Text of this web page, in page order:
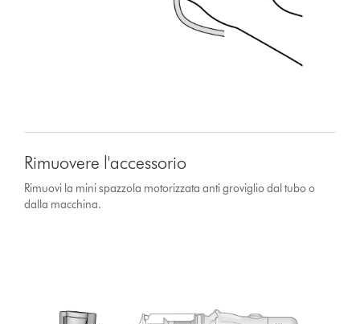
Rimuovere l'accessorio
Rimuovi la mini spazzola motorizzata anti groviglio dal tubo o
dalla macchina.